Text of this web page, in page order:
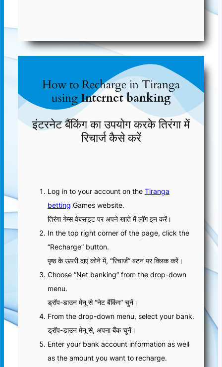
How to Recharge in Tiranga
using Internet banking
इंटरनेट बैंकिंग का उपयोग करके तिरंगा में
रिचार्ज कैसे करें
Log in to your account on the Tiranga
betting Games website.
तिरंगा गेम्स वेबसाइट पर अपने खाते में लॉग इन करें।
In the top right corner of the page, click the
“Recharge” button.
पृष्ठ के ऊपरी दाएं कोने में, “रिचार्ज” बटन पर क्लिक करें।
Choose “Net banking” from the drop-down
menu.
ड्रॉप-डाउन मेनू से “नेट बैंकिंग” चुनें।
From the drop-down menu, select your bank.
ड्रॉप-डाउन मेनू से, अपना बैंक चुनें।
Enter your bank account information as well
as the amount you want to recharge.